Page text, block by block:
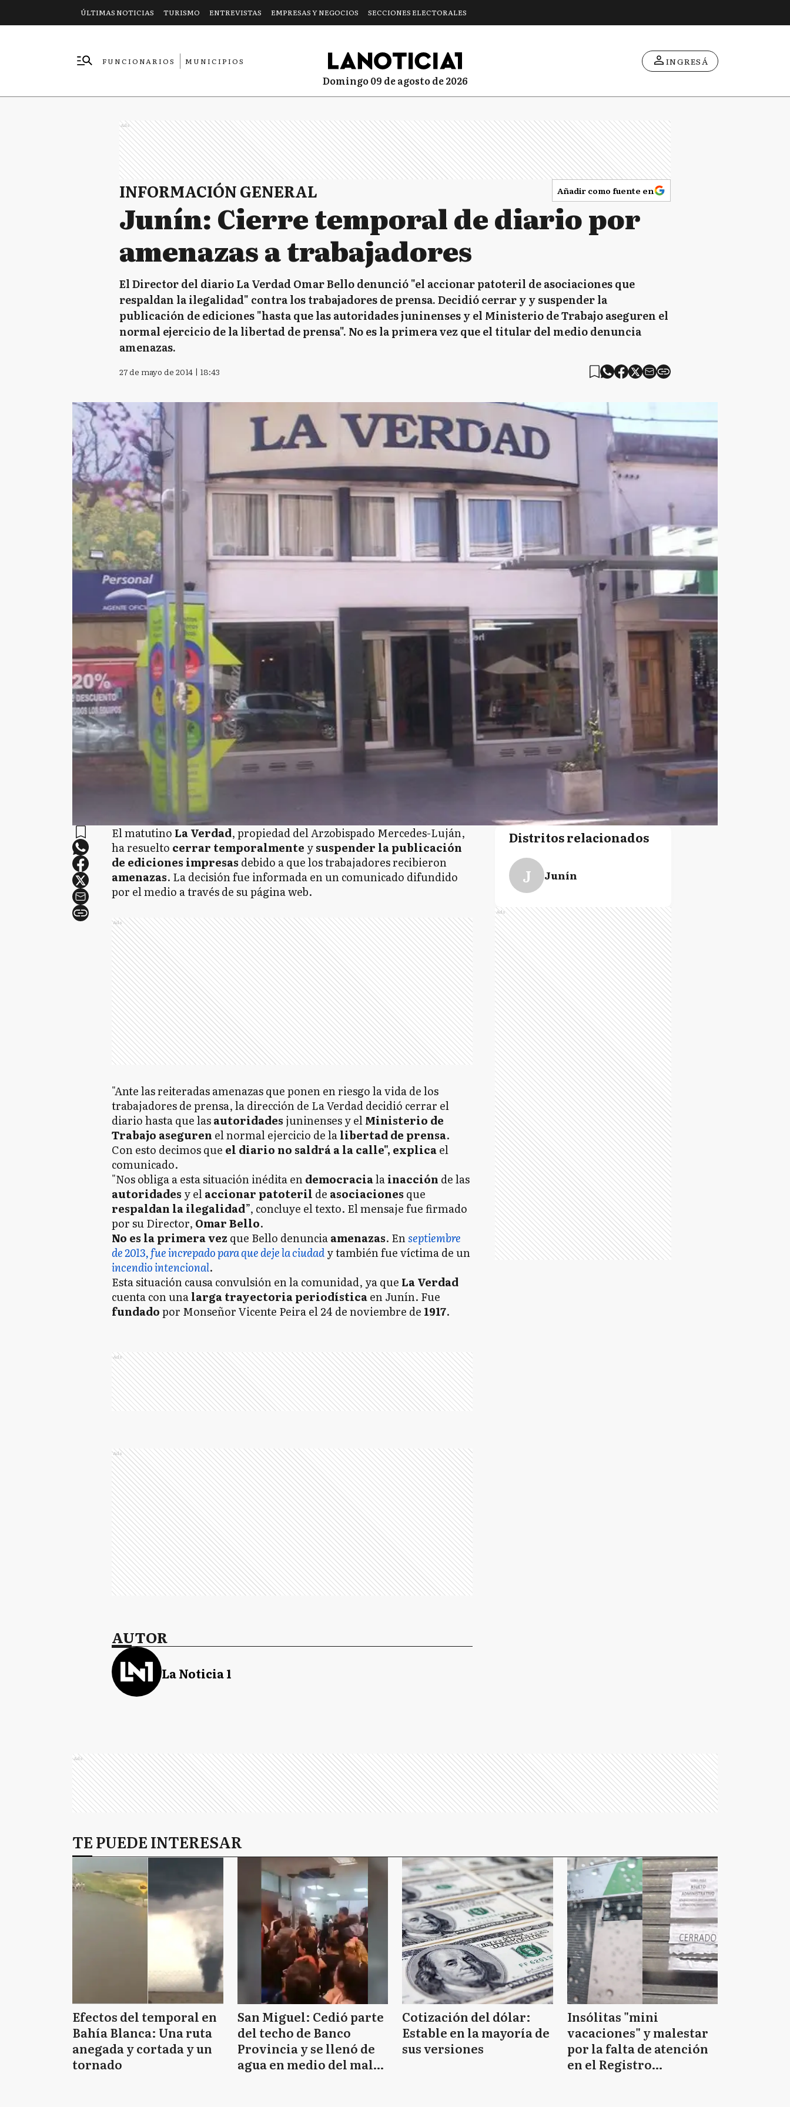
ÚLTIMAS NOTICIAS TURISMO ENTREVISTAS EMPRESAS Y NEGOCIOS SECCIONES ELECTORALES
FUNCIONARIOS
MUNICIPIOS
domingo 09 de agosto de 2026
INGRESÁ
Ads
INFORMACIÓN GENERAL Añadir como fuente en
Junín: Cierre temporal de diario por
amenazas a trabajadores
El Director del diario La Verdad Omar Bello denunció "el accionar patoteril de asociaciones que
respaldan la ilegalidad" contra los trabajadores de prensa. Decidió cerrar y y suspender la
publicación de ediciones "hasta que las autoridades juninenses y el Ministerio de Trabajo aseguren el
normal ejercicio de la libertad de prensa". No es la primera vez que el titular del medio denuncia
amenazas.
27 de mayo de 2014 | 18:43
El matutino La Verdad, propiedad del Arzobispado Mercedes-Luján,
ha resuelto cerrar temporalmente ysuspender la publicación
de ediciones impresas debido a que los trabajadores recibieron
amenazas. La decisión fue informada en un comunicado difundido
por el medio a través de su página web.
Ads
"Ante las reiteradas amenazas que ponen en riesgo la vida de los
trabajadores de prensa, la dirección de La Verdad decidió cerrar el
diario hasta que lasautoridades juninenses y elMinisterio de
Trabajo aseguren el normal ejercicio de lalibertad de prensa.
Con esto decimos que el diario no saldrá a la calle", explicael
comunicado.
"Nos obliga a esta situación inédita endemocracialainacción de las
autoridades y elaccionar patoteril de asociaciones que
respaldan la ilegalidad”, concluye el texto. El mensaje fue firmado
por su Director, Omar Bello.
No es la primera vez que Bello denunciaamenazas. Enseptiembre
de 2013, fue increpado para que deje la ciudady también fue víctima de un
incendio intencional.
Esta situación causa convulsión en la comunidad, ya que La Verdad
cuenta con unalarga trayectoria periodísticaen Junín. Fue
fundadopor Monseñor Vicente Peira el 24 de noviembre de 1917.
Ads
Ads
AUTOR
La Noticia 1
Distritos relacionados
J Junín
Ads
Ads
TE PUEDE INTERESAR
Efectos del temporal en
Bahía Blanca: Una ruta
anegada y cortada y un
tornado
San Miguel: Cedió parte
del techo de Banco
Provincia y se llenó de
agua en medio del mal
Cotización del dólar:
Estable en la mayoría de
sus versiones
Insólitas "mini
vacaciones" y malestar
por la falta de atención
en el Registro